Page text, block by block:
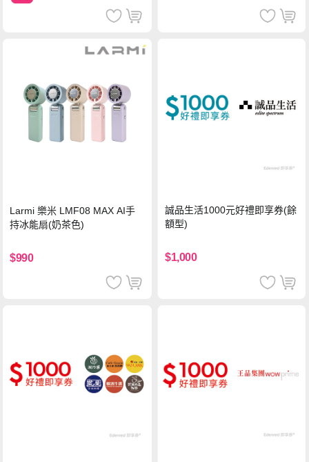
Larmi 樂米 LMF08 MAX AI手
持冰能扇(奶茶色)
$990
誠品生活1000元好禮即享券(餘
額型)
$1,000